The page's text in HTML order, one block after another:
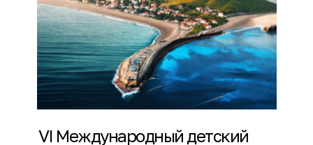
VI Международный детский